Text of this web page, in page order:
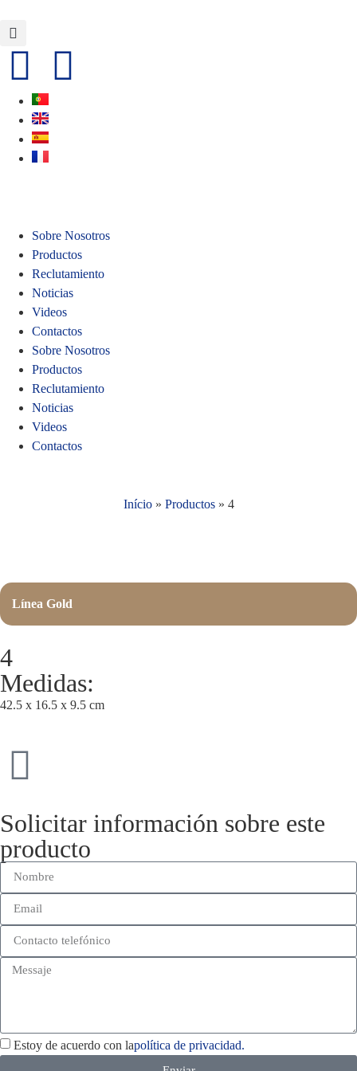
Sobre Nosotros
Productos
Reclutamiento
Noticias
Videos
Contactos
Sobre Nosotros
Productos
Reclutamiento
Noticias
Videos
Contactos
Início» Productos» 4
Línea Gold
4
Medidas:
42.5 x 16.5 x 9.5 cm
Solicitar información sobre este
producto
Estoy de acuerdo con lapolítica de privacidad.